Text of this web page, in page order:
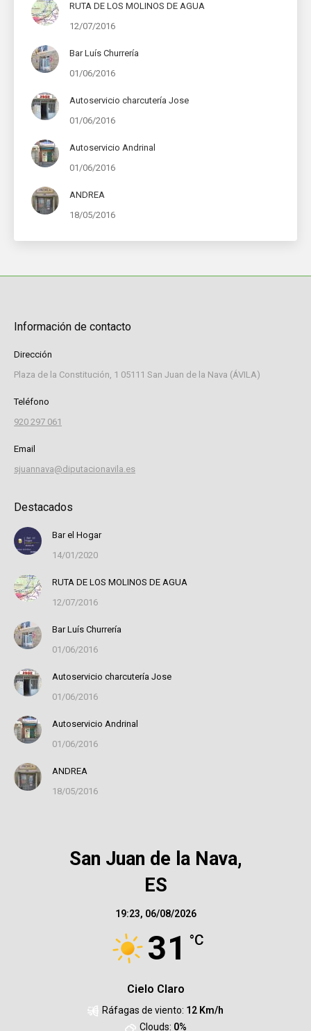
RUTA DE LOS MOLINOS DE AGUA
12/07/2016
Bar Luís Churrería
01/06/2016
Autoservicio charcutería Jose
01/06/2016
Autoservicio Andrinal
01/06/2016
ANDREA
18/05/2016
Información de contacto
Dirección
Plaza de la Constitución, 1 05111 San Juan de la Nava (ÁVILA)
Teléfono
920 297 061
Email
sjuannava@diputacionavila.es
Destacados
Bar el Hogar
14/01/2020
RUTA DE LOS MOLINOS DE AGUA
12/07/2016
Bar Luís Churrería
01/06/2016
Autoservicio charcutería Jose
01/06/2016
Autoservicio Andrinal
01/06/2016
ANDREA
18/05/2016
San Juan de la Nava,
ES
19:23, 06/08/2026
31 °C
Cielo Claro
Ráfagas de viento: 12 Km/h
Clouds: 0%